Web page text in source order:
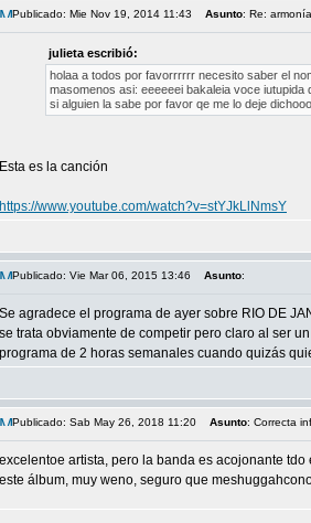
Publicado: Mie Nov 19, 2014 11:43 Asunto: Re:
julieta escribió:
holaa a todos por favorrrrrr necesito saber el
masomenos asi: eeeeeei bakaleia voce iutupida
si alguien la sabe por favor qe me lo deje
Esta es la canción
https://www.youtube.com/watch?v=stYJkLlNmsY
Publicado: Vie Mar 06, 2015 13:46 Asunto:
Se agradece el programa de ayer sobre RIO DE
se trata obviamente de competir pero claro al ser
programa de 2 horas semanales cuando quizás
Publicado: Sab May 26, 2018 11:20 Asunto: Correcta
excelentoe artista, pero la banda es acojonante
este álbum, muy weno, seguro que